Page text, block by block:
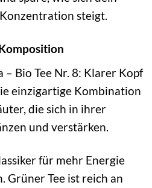
steigt.
Bio Tee Nr. 8: Klarer Kopf
einzigartige Kombination
die sich in ihrer
und verstärken.
für mehr Energie
Grüner Tee ist reich an